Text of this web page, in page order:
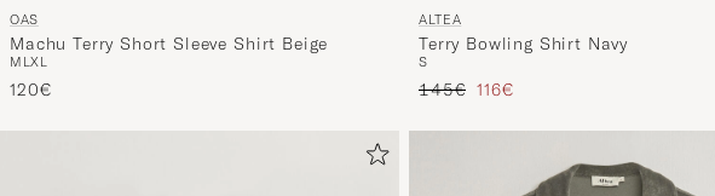
OAS
Machu Terry Short Sleeve Shirt Beige
M LXL
120€
ALTEA
Terry Bowling Shirt Navy
S
Tavallinen hinta
145€ Alennettu hinta
116€